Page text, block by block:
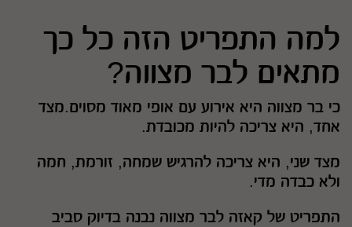
למה התפריט הזה כל כך
מתאים לבר מצווה?
כי בר מצווה היא אירוע עם אופי מאוד מסוים.מצד
אחד, היא צריכה להיות מכובדת.
מצד שני, היא צריכה להרגיש שמחה, זורמת, חמה
ולא כבדה מדי.
התפריט של קאזה לבר מצווה נבנה בדיוק סביב